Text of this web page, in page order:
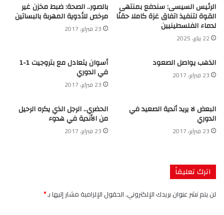
الرئيس السيسى: سندفع بمنتهى
القوة لتنفيذ اتفاق غزة كاملا حقنًا
لدماء الفلسطينيين
22 يناير، 2025
بالصور.. الصحة: ضبط مخزن غير
مرخص للأدوية المهربة بالبساتين
23 فبراير، 2017
الذهب يواصل الصعود
23 فبراير، 2017
أسوان يتعادل مع بتروجيت 1-1
في الدوري
23 فبراير، 2017
البعض لا يريد أندية الصعيد في
الدوري
23 فبراير، 2017
الحضري.. الرجل الذي يكره الرحيل
من الأندية في هدوء
23 فبراير، 2017
اترك تعليقاً
لن يتم نشر عنوان بريدك الإلكتروني.الحقول الإلزامية مشار إليها بـ*